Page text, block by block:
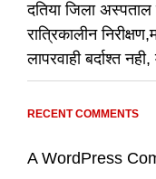
दतिया जिला
रात्रिकालीन
लापरवाही बर्दाश्त
RECENT COMMENTS
A WordPress